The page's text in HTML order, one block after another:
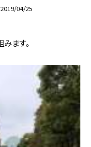
2019/04/25
ます。